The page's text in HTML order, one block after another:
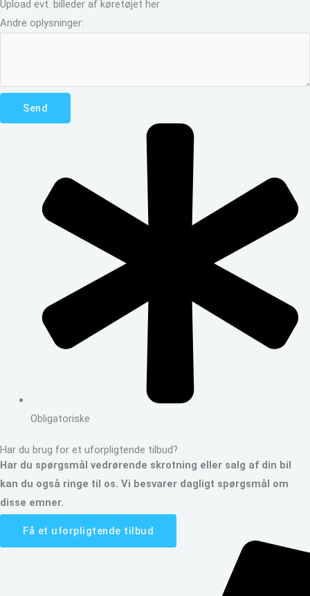
Upload evt. billeder af køretøjet her
Andre oplysninger:
Send
Obligatoriske
Har du brug for et uforpligtende tilbud?
Har du spørgsmål vedrørende skrotning eller salg af din bil
kan du også ringe til os. Vi besvarer dagligt spørgsmål om
disse emner.
Få et uforpligtende tilbud